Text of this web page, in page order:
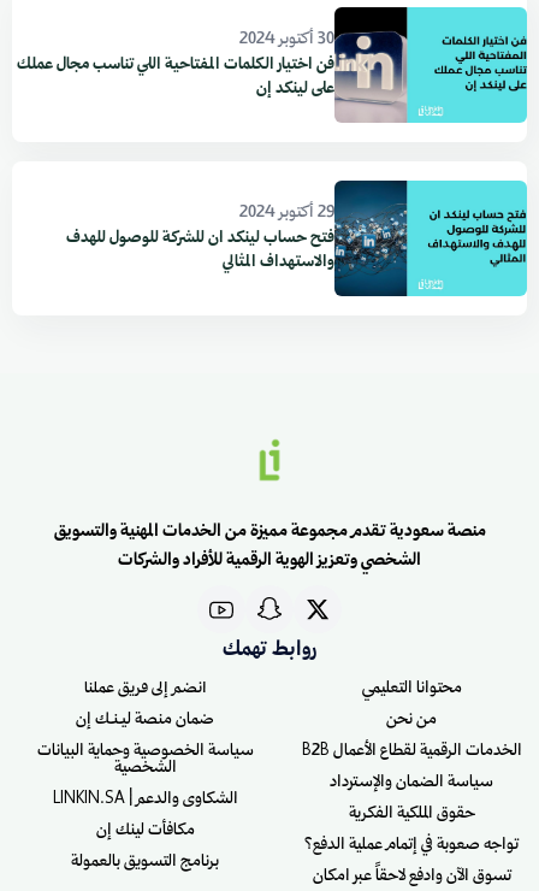
30 أكتوبر 2024
فن اختيار الكلمات المفتاحية اللي تناسب مجال عملك
على لينكد إن
29 أكتوبر 2024
فتح حساب لينكد ان للشركة للوصول للهدف
والاستهداف المثالي
منصة سعودية تقدم مجموعة مميزة من الخدمات المهنية والتسويق
الشخصي وتعزيز الهوية الرقمية للأفراد والشركات
روابط تهمك
محتوانا التعليمي
من نحن
الخدمات الرقمية لقطاع الأعمال B2B
سياسة الضمان والإسترداد
حقوق الملكية الفكرية
تواجه صعوبة في إتمام عملية الدفع؟
تسوق الآن وادفع لاحقاً عبر امكان
انضم إلى فريق عملنا
ضمان منصة ليـنـك إن
سياسة الخصوصية وحماية البيانات
الشخصية
الشكاوى والدعم | LINKIN.SA
مكافأت لينك إن
برنامج التسويق بالعمولة